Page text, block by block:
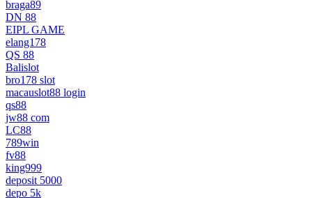
braga89
DN 88
EIPL GAME
elang178
QS 88
Balislot
bro178 slot
macauslot88 login
qs88
jw88 com
LC88
789win
fv88
king999
deposit 5000
depo 5k